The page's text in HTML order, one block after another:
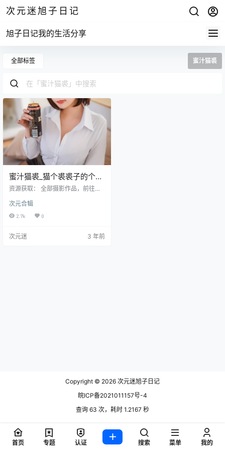
次元迷旭子日记
旭子日记我的生活分享
全部标签 蜜汁猫裘
蜜汁猫裘_猫个裘裘子的个人
介绍和cos作品合集
资源获取： 全部摄影作品，前往获
@蜜汁猫裘 中文名字蜜汁猫裘，广
东人，出生于年3月15日，Coser、
品了不少精美养眼艺术照。 目前主
次元合辑
2.7k 0
次元迷 3 年前
Copyright © 2026 次元迷旭子日记
皖ICP备2021011157号-4
查询 63 次，耗时 1.2167 秒
首页 专题 认证 搜索 菜单 我的